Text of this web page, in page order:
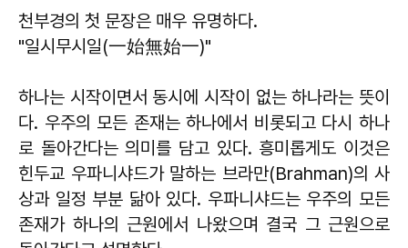
천부경의 첫 문장은 매우 유명하다.
"일시무시일(一始無始一)"
하나는 시작이면서 동시에 시작이 없는 하나라는 뜻이
다. 우주의 모든 존재는 하나에서 비롯되고 다시 하나
로 돌아간다는 의미를 담고 있다. 흥미롭게도 이것은
힌두교 우파니샤드가 말하는 브라만(Brahman)의 사
상과 일정 부분 닮아 있다. 우파니샤드는 우주의 모든
존재가 하나의 근원에서 나왔으며 결국 그 근원으로